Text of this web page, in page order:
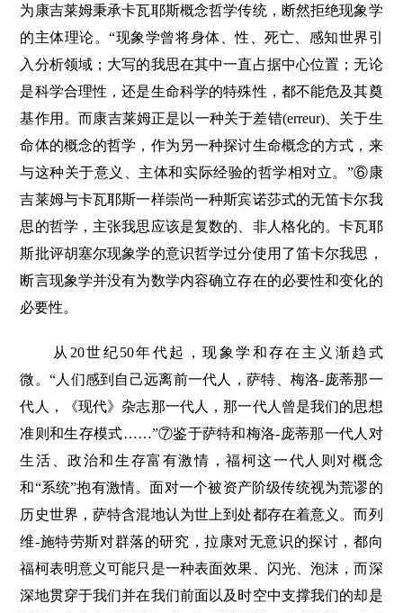
为康吉莱姆秉承卡瓦耶斯概念哲学传统，断然拒绝现象学
的主体理论。“现象学曾将身体、性、死亡、感知世界引
入分析领域；大写的我思在其中一直占据中心位置；无论
是科学合理性，还是生命科学的特殊性，都不能危及其奠
基作用。而康吉莱姆正是以一种关于差错(erreur)、关于生
命体的概念的哲学，作为另一种探讨生命概念的方式，来
与这种关于意义、主体和实际经验的哲学相对立。”⑥康
吉莱姆与卡瓦耶斯一样崇尚一种斯宾诺莎式的无笛卡尔我
思的哲学，主张我思应该是复数的、非人格化的。卡瓦耶
斯批评胡塞尔现象学的意识哲学过分使用了笛卡尔我思，
断言现象学并没有为数学内容确立存在的必要性和变化的
必要性。
从20世纪50年代起，现象学和存在主义渐趋式
微。“人们感到自己远离前一代人，萨特、梅洛-庞蒂那一
代人，《现代》杂志那一代人，那一代人曾是我们的思想
准则和生存模式……”⑦鉴于萨特和梅洛-庞蒂那一代人对
生活、政治和生存富有激情，福柯这一代人则对概念
和“系统”抱有激情。面对一个被资产阶级传统视为荒谬的
历史世界，萨特含混地认为世上到处都存在着意义。而列
维-施特劳斯对群落的研究，拉康对无意识的探讨，都向
福柯表明意义可能只是一种表面效果、闪光、泡沫，而深
深地贯穿于我们并在我们前面以及时空中支撑我们的却是